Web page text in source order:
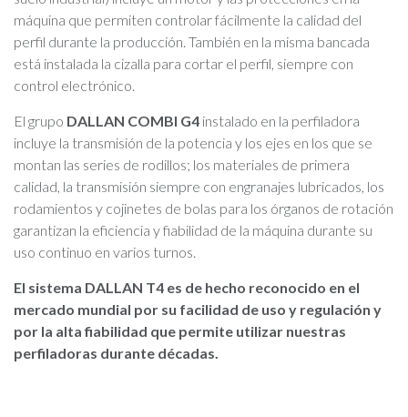
máquina que permiten controlar fácilmente la calidad del
perfil durante la producción. También en la misma bancada
está instalada la cizalla para cortar el perfil, siempre con
control electrónico.
El grupo DALLAN COMBI G4 instalado en la perfiladora
incluye la transmisión de la potencia y los ejes en los que se
montan las series de rodillos; los materiales de primera
calidad, la transmisión siempre con engranajes lubricados, los
rodamientos y cojinetes de bolas para los órganos de rotación
garantizan la eficiencia y fiabilidad de la máquina durante su
uso continuo en varios turnos.
El sistema DALLAN T4 es de hecho reconocido en el
mercado mundial por su facilidad de uso y regulación y
por la alta fiabilidad que permite utilizar nuestras
perfiladoras durante décadas.